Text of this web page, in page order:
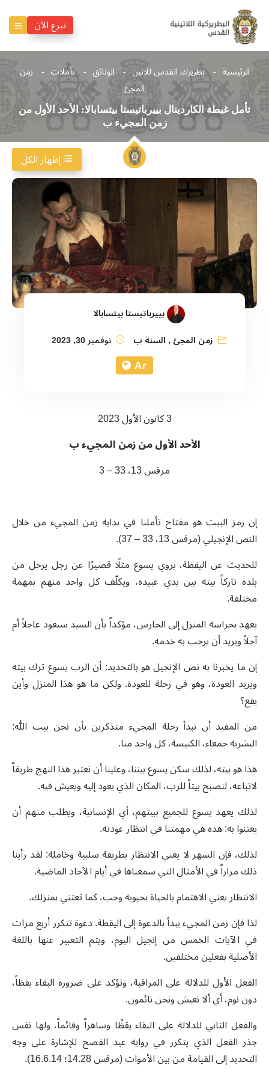
تبرع الآن
الرئيسية بطريرك القدس للاتين الوثائق تأملات
زمن
المجئ
تأمل غبطة الكاردينال بييرباتيستا بيتسابالا: الأحد الأول من
زمن المجيء ب
بييرباتيستا بيتسابالا
زمن المجئ , السنة ب نوفمبر 30, 2023
Ar
3 كانون الأول 2023
الأحد الأول من زمن المجيء ب
مرقس 13، 33 – 3
إن رمز البيت هو مفتاح تأملنا في بداية زمن المجيء من خلال
النص الإنجيلي (مرقس 13، 33 – 37).
للحديث عن اليقظة، يروي يسوع مثلًا قصيرًا عن رجل يرحل من
بلده تاركاً بيته بين يدي عبيده، ويكلّف كل واحد منهم بمهمة
مختلفة.
يعهد بحراسة المنزل إلى الحارس، مؤكداً بأن السيد سيعود عاجلاً أم
آجلاً ويريد أن يرحب به خدمه.
إن ما يخبرنا به نص الإنجيل هو بالتحديد: أن الرب يسوع ترك بيته
ويريد العودة، وهو في رحلة للعودة. ولكن ما هو هذا المنزل وأين
يقع؟
من المفيد أن نبدأ رحلة المجيء متذكرين بأن نحن بيت الله:
البشرية جمعاء، الكنيسة، كل واحد منا.
هذا هو بيته، لذلك سكن يسوع بيننا، وعلينا أن نعتبر هذا النهج طريقاً
لاتباعه، لنصبح بيتاً للرب، المكان الذي يعود إليه ويعيش فيه.
لذلك يعهد يسوع للجميع ببيتهم، أي الإنسانية، ويطلب منهم أن
يعتنوا به: هذه هي مهمتنا في انتظار عودته.
لذلك، فإن السهر لا يعني الانتظار بطريقة سلبية وخاملة: لقد رأينا
ذلك مراراً في الأمثال التي سمعناها في أيام الآحاد الماضية.
الانتظار يعني الاهتمام بالحياة بحيوية وحب، كما تعتني بمنزلك.
لذا فإن زمن المجيء يبدأ بالدعوة إلى اليقظة. دعوة تتكرر أربع مرات
في الآيات الخمس من إنجيل اليوم، ويتم التعبير عنها باللغة
الأصلية بفعلين مختلفين.
الفعل الأول للدلالة على المراقبة، وتؤكد على ضرورة البقاء يقظاً،
دون نوم، أي ألا نعيش ونحن نائمون.
والفعل الثاني للدلالة على البقاء يقظًا وساهراً وقائماً، ولها نفس
جذر الفعل الذي يتكرر في رواية عيد الفصح للإشارة على وجه
التحديد إلى القيامة من بين الأموات (مرقس 14.28؛ 16.6.14).
إظهار الكل